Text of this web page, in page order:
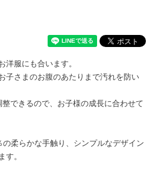
洋服にも合います。
子さまのお腹のあたりまで汚れを防い
できるので、お子様の成長に合わせて
柔らかな手触り、シンプルなデザイン
す。